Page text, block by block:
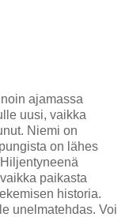
ajamassa
uusi, vaikka
Niemi on
on lähes
paikasta
historia.
unelmatehdas. Voi